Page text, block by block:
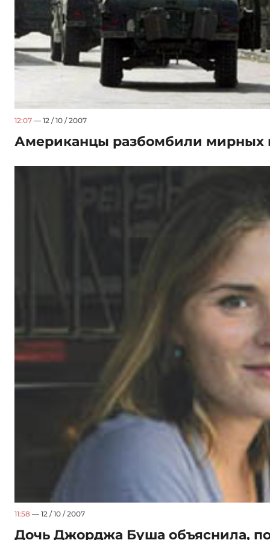
12:07 — 12 / 10 / 2007
Американцы разбомбили мирных
11:58 — 12 / 10 / 2007
Дочь Джорджа Буша объяснила,